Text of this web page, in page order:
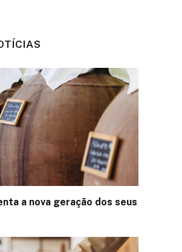
a nova geração dos seus